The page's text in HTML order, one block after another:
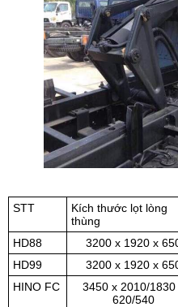
STT
Kích thước lọt lòng
thùng
HD88
3200 x 1920 x
HD99
3200 x 1920 x
HINO FC
3450 x 2010/1830
620/540